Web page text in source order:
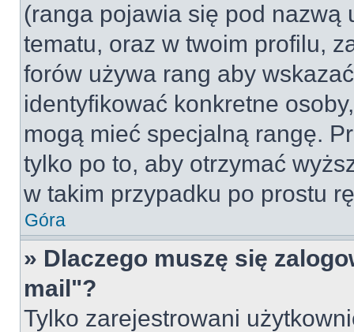
(ranga pojawia się pod
tematu, oraz w twoim profilu,
forów używa rang aby
identyfikować konkretne
mogą mieć specjalną rangę.
tylko po to, aby otrzymać
w takim przypadku po prostu
Góra
» Dlaczego muszę się
mail"?
Tylko zarejestrowani